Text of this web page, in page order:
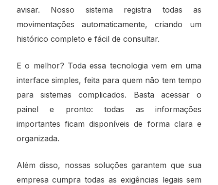
avisar. Nosso sistema registra todas as
movimentações automaticamente, criando um
histórico completo e fácil de consultar.
E o melhor? Toda essa tecnologia vem em uma
interface simples, feita para quem não tem tempo
para sistemas complicados. Basta acessar o
painel e pronto: todas as informações
importantes ficam disponíveis de forma clara e
organizada.
Além disso, nossas soluções garantem que sua
empresa cumpra todas as exigências legais sem